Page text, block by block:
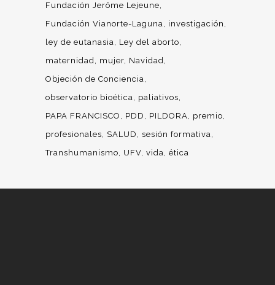
Fundación Jerôme Lejeune
Fundación Vianorte-Laguna
investigación
ley de eutanasia
Ley del aborto
maternidad
mujer Navidad
Objeción de Conciencia
observatorio bioética
paliativos
PAPA FRANCISCO
PDD PILDORA
premio
profesionales
SALUD
sesión formativa
Transhumanismo
UFV vida ética